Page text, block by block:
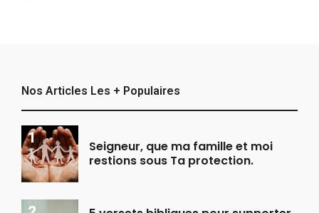
Nos Articles Les + Populaires
Seigneur, que ma famille et moi
restions sous Ta protection.